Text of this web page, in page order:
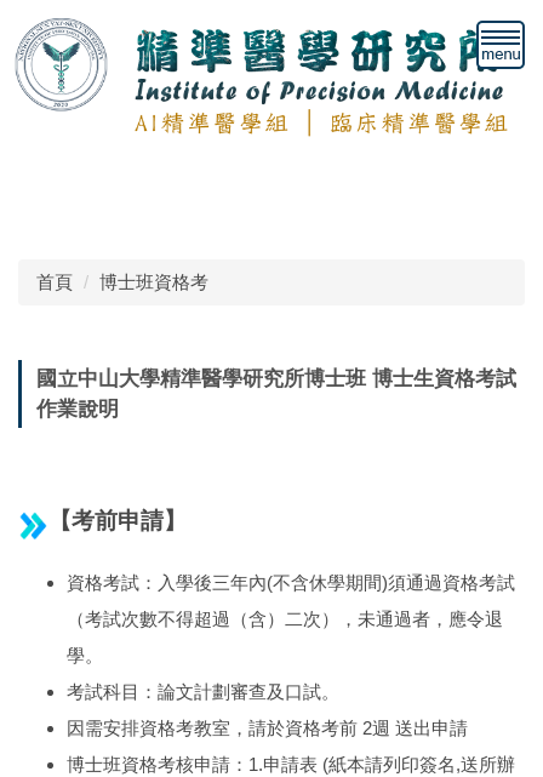
到
主
要
首頁 博士班資格考
國立中山大學精準醫學研究所博士班 博士生資格考試
作業說明
【考前申請】
資格考試：入學後三年內(不含休學期間)須通過資格考試
（考試次數不得超過（含）二次），未通過者，應令退
學。
考試科目：論文計劃審查及口試。
因需安排資格考教室，請於資格考前 2週 送出申請
博士班資格考核申請：1.申請表 (紙本請列印簽名,送所辦